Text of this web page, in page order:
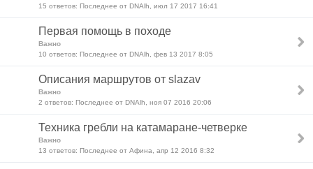
15 ответов: Последнее от DNAlh, июл 17 2017 16:41
Первая помощь в походе
Важно
10 ответов: Последнее от DNAlh, фев 13 2017 8:05
Описания маршрутов от slazav
Важно
2 ответов: Последнее от DNAlh, ноя 07 2016 20:06
Техника гребли на катамаране-четверке
Важно
13 ответов: Последнее от Афина, апр 12 2016 8:32